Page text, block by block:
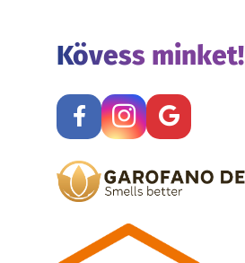
Kövess minket!